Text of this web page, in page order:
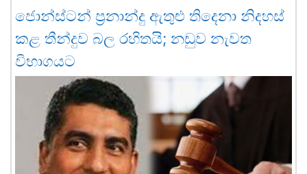
ජොන්ස්ටන් ප්‍රනාන්දු ඇතුළු තිදෙනා නිදහස්
කළ තීන්දුව බල රහිතයි; නඩුව නැවත
විභාගයට